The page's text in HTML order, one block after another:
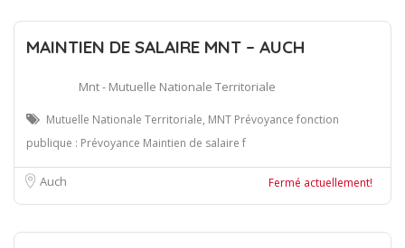
MAINTIEN DE SALAIRE MNT – AUCH
Mnt - Mutuelle Nationale Territoriale
Mutuelle Nationale Territoriale, MNT Prévoyance fonction
publique : Prévoyance Maintien de salaire f
Auch Fermé actuellement!